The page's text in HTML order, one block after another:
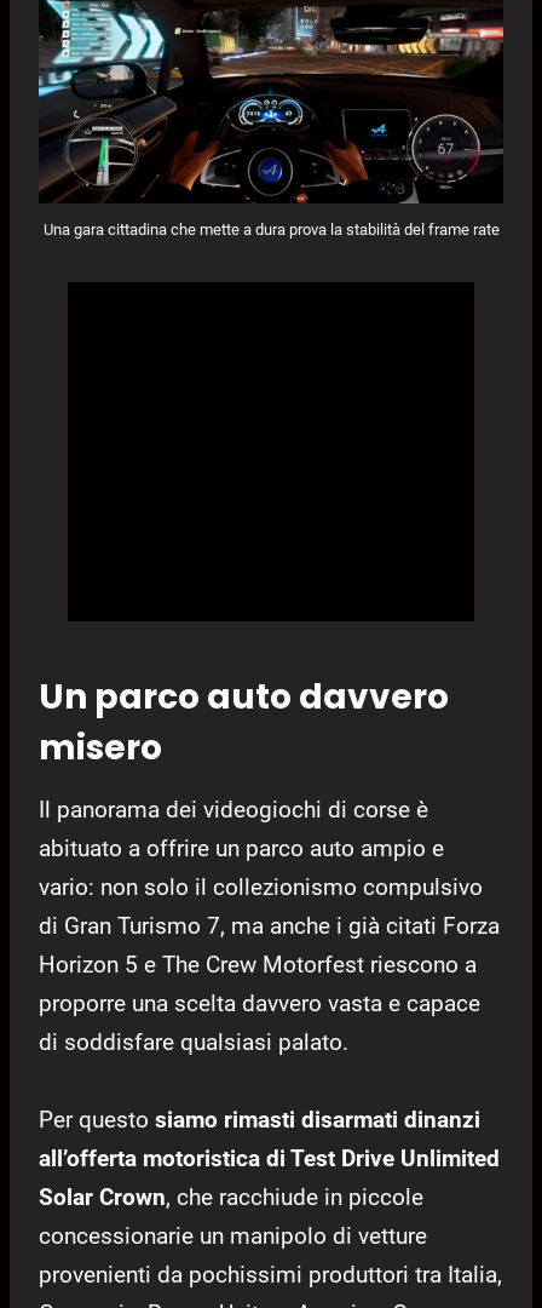
Una gara cittadina che mette a dura prova la stabilità del frame rate
Un parco auto davvero
misero
Il panorama dei videogiochi di corse è
abituato a offrire un parco auto ampio e
vario: non solo il collezionismo compulsivo
di Gran Turismo 7, ma anche i già citati Forza
Horizon 5 e The Crew Motorfest riescono a
proporre una scelta davvero vasta e capace
di soddisfare qualsiasi palato.
Per questo siamo rimasti disarmati dinanzi
all’offerta motoristica di Test Drive Unlimited
Solar Crown, che racchiude in piccole
concessionarie un manipolo di vetture
provenienti da pochissimi produttori tra Italia,